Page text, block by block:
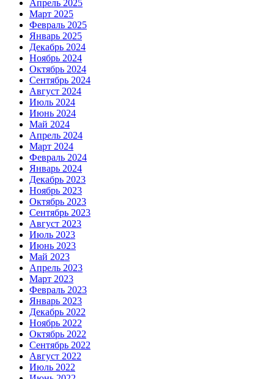
Апрель 2025
Март 2025
Февраль 2025
Январь 2025
Декабрь 2024
Ноябрь 2024
Октябрь 2024
Сентябрь 2024
Август 2024
Июль 2024
Июнь 2024
Май 2024
Апрель 2024
Март 2024
Февраль 2024
Январь 2024
Декабрь 2023
Ноябрь 2023
Октябрь 2023
Сентябрь 2023
Август 2023
Июль 2023
Июнь 2023
Май 2023
Апрель 2023
Март 2023
Февраль 2023
Январь 2023
Декабрь 2022
Ноябрь 2022
Октябрь 2022
Сентябрь 2022
Август 2022
Июль 2022